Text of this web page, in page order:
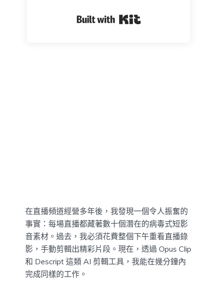
在直播頻道經營多年後，我發現一個令人振奮的
事實：每場直播都藏著數十個潛在的病毒式短影
音素材。過去，我必須花費整個下午重看直播錄
影，手動剪輯出精彩片段。現在，透過 Opus Clip
和 Descript 這類 AI 剪輯工具，我能在幾分鐘內
完成同樣的工作。